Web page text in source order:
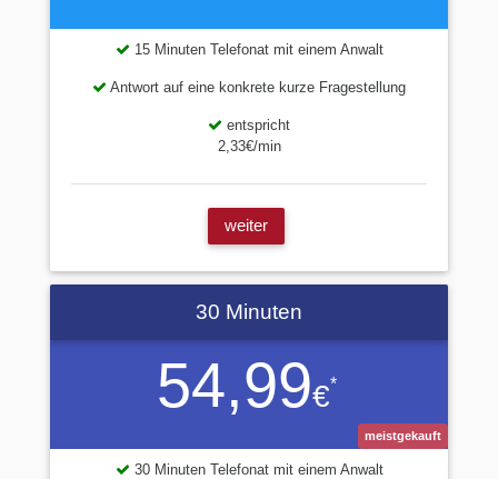
15 Minuten Telefonat mit einem Anwalt
Antwort auf eine konkrete kurze Fragestellung
entspricht
2,33€/min
weiter
54,99€*
30 Minuten
meistgekauft
30 Minuten Telefonat mit einem Anwalt